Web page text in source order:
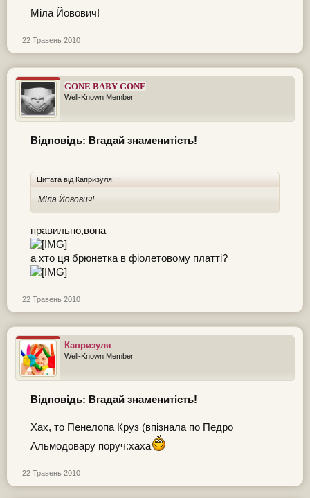
Міла Йовович!
22 Травень 2010
GONE BABY GONE
Well-Known Member
Відповідь: Вгадай знаменитість!
Цитата від Капризуля: ↑
Міла Йовович!
правильно,вона
а хто ця брюнетка в фіолетовому платті?
22 Травень 2010
Капризуля
Well-Known Member
Відповідь: Вгадай знаменитість!
Хах, то Пенелопа Круз (впізнала по Педро
Альмодовару поруч:xaxa
22 Травень 2010